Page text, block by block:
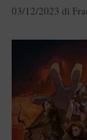
03/12/2023 di